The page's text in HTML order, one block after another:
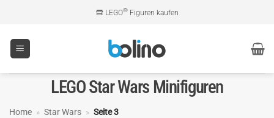
springen
LEGO®Figuren kaufen
LEGO Star Wars Minifiguren
Home » Star Wars » Seite 3